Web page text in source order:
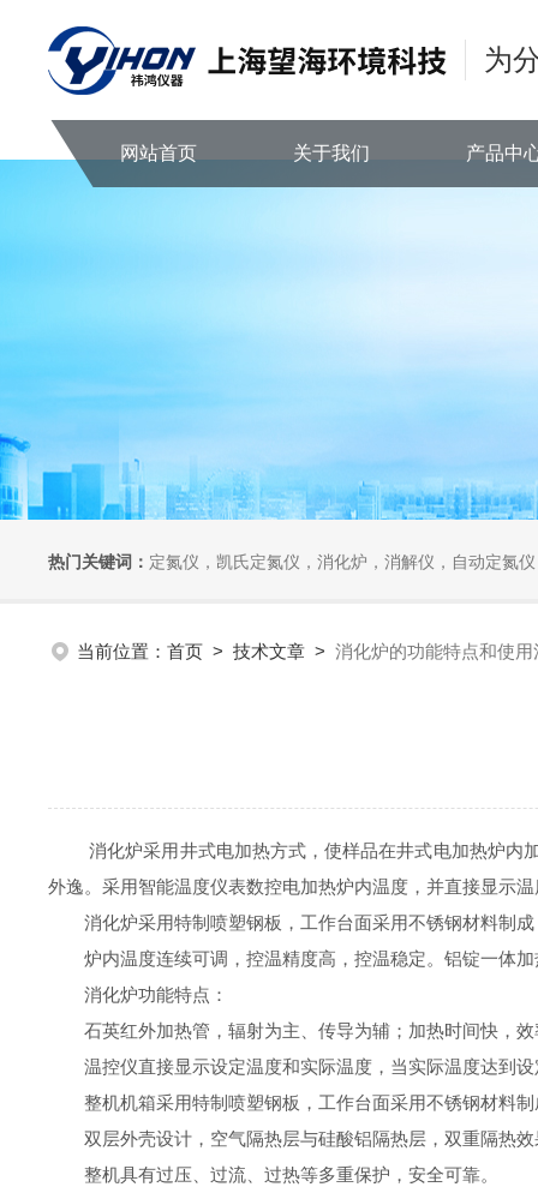
为
网站首页 关于我们 产品中
热门关键词： 定氮仪，凯氏定氮仪，消化炉，消解仪，自动定氮仪，全自
当前位置： 首页 > 技术文章 > 消化炉的功能特点和使用
消化炉采用井式电加热方式，使样品在井式电加热炉内加
外逸。采用智能温度仪表数控电加热炉内温度，并直接显示
消化炉采用特制喷塑钢板，工作台面采用不锈钢材料制成
炉内温度连续可调，控温精度高，控温稳定。铝锭一体加
消化炉功能特点：
石英红外加热管，辐射为主、传导为辅；加热时间快，效
温控仪直接显示设定温度和实际温度，当实际温度达到设
整机机箱采用特制喷塑钢板，工作台面采用不锈钢材料制
双层外壳设计，空气隔热层与硅酸铝隔热层，双重隔热效
整机具有过压、过流、过热等多重保护，安全可靠。